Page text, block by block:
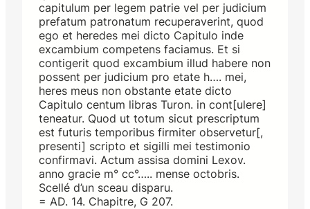
capitulum per legem patrie vel per judicium
prefatum patronatum recuperaverint, quod
ego et heredes mei dicto Capitulo inde
excambium competens faciamus. Et si
contigerit quod excambium illud habere non
possent per judicium pro etate h…. mei,
heres meus non obstante etate dicto
Capitulo centum libras Turon. in cont[ulere]
teneatur. Quod ut totum sicut prescriptum
est futuris temporibus firmiter observetur[,
presenti] scripto et sigilli mei testimonio
confirmavi. Actum assisa domini Lexov.
anno gracie m° cc°….. mense octobris.
Scellé d’un sceau disparu.
= AD. 14. Chapitre, G 207.